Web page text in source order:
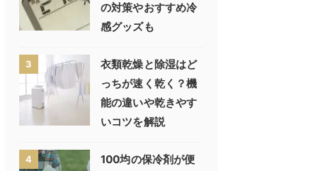
の対策やおすすめ冷
感グッズも
3
衣類乾燥と除湿はど
っちが速く乾く？機
能の違いや乾きやす
いコツを解説
4
100均の保冷剤が便